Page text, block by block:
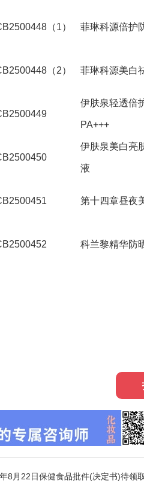
（1） 菲琳科源倍护
（2） 菲琳科源美白
伊肤泉轻透倍
PA+++
伊肤泉美白亮
液
第十四章昼夜
科兰黎精华防
8月22日保健食品批件(决定书)待领